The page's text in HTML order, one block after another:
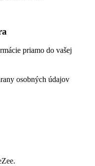
priamo do vašej
osobných údajov